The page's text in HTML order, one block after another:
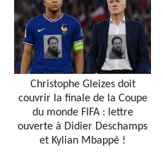
Christophe Gleizes doit
couvrir la finale de la Coupe
du monde FIFA : lettre
ouverte à Didier Deschamps
et Kylian Mbappé !